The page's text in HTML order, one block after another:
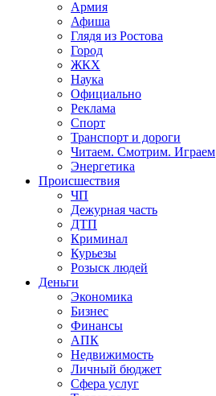
Армия
Афиша
Глядя из Ростова
Город
ЖКХ
Наука
Официально
Реклама
Спорт
Транспорт и дороги
Читаем. Смотрим. Играем
Энергетика
Происшествия
ЧП
Дежурная часть
ДТП
Криминал
Курьезы
Розыск людей
Деньги
Экономика
Бизнес
Финансы
АПК
Недвижимость
Личный бюджет
Сфера услуг